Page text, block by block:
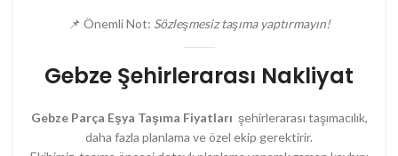
📌 Önemli Not: Sözleşmesiz taşıma yaptırmayın!
Gebze Şehirlerarası Nakliyat
Gebze Parça Eşya Taşıma Fiyatları şehirlerarası taşımacılık,
daha fazla planlama ve özel ekip gerektirir.